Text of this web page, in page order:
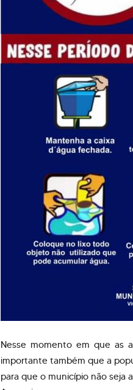
Nesse momento em que as
importante também que a
para que o município não seja